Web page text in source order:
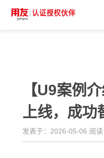
【U9案例
上线，成功
发表于：2026-05-06 阅读